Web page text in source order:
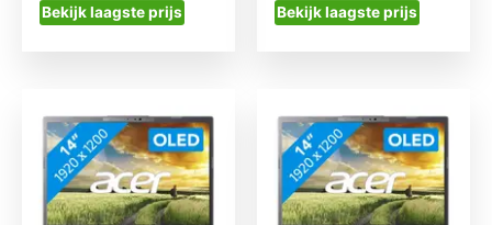
Bekijk laagste prijs Bekijk laagste prijs